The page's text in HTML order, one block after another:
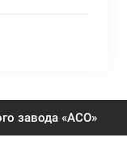
завода «АСО»